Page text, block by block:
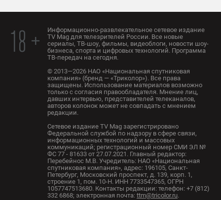
18 +
Информационно-развлекательное сетевое издание
TV Mag для телезрителей России. Все новые
сериалы, ТВ-шоу, фильмы, видеоблоги, новости шоу-
бизнеса, спорта и цифровых технологий. Программа
ТВ-передач на сегодня.
© 2013—2026 НАО «Национальная спутниковая
компания» (бренд — «Триколор»). Все права
защищены. Использование материалов возможно
только с согласия правообладателя. Мнение лиц,
давших интервью, представителей телеканалов,
авторов колонок может не совпадать с мнением
редакции.
Сетевое издание TV Mag зарегистрировано
Федеральной службой по надзору в сфере связи,
информационных технологий и массовых
коммуникаций; регистрационный номер СМИ ЭЛ №
ФС 77 - 81633 от 27.07.2021. Главный редактор:
Перебейнос М.В. Учредитель: НАО «Национальная
спутниковая компания», адрес: 196105, Санкт-
Петербург, Московский проспект, д. 139, корп. 1,
строение 1, пом. 10-Н. ИНН 7733547365, ОГРН
1057747513680. Контакты редакции: телефон: +7 (812)
332 6868; электронная почта: ttm@tricolor.ru.